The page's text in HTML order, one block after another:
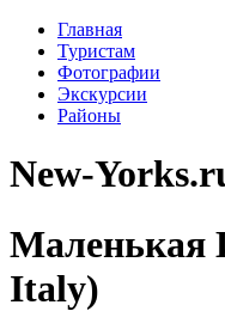
Главная
Туристам
Фотографии
Экскурсии
Районы
New-
Маленькая
Italy)